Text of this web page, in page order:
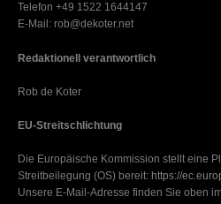
o
k
p
Telefon +49 1522 1644147
E-Mail: rob@dekoter.net
Redaktionell verantwortlich
Rob de Koter
EU-Streitschlichtung
Die Europäische Kommission stellt eine
Streitbeilegung (OS) bereit: https://
Unsere E-Mail-Adresse finden Sie oben